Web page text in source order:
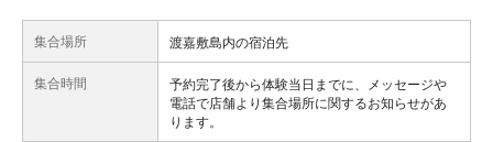
集合場所 渡嘉敷島内の宿泊先
集合時間
予約完了後から体験当日までに、メッセージや
電話で店舗より集合場所に関するお知らせがあ
ります。